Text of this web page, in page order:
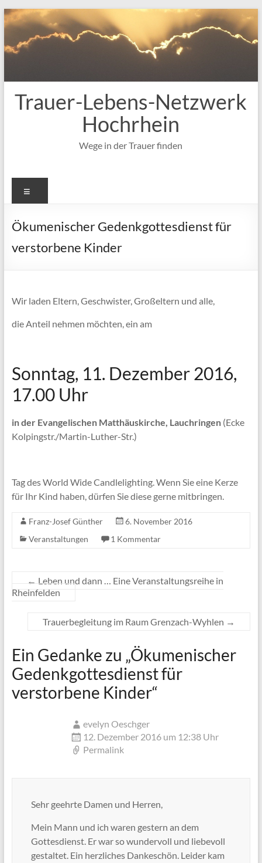
Zum
Inhalt
springen
Trauer-Lebens-Netzwerk
Hochrhein
Wege in der Trauer finden
Ökumenischer Gedenkgottesdienst für
verstorbene Kinder
Wir laden Eltern, Geschwister, Großeltern und alle,
die Anteil nehmen möchten, ein am
Sonntag, 11. Dezember 2016,
17.00 Uhr
in der Evangelischen Matthäuskirche, Lauchringen (Ecke
Kolpingstr./Martin-Luther-Str.)
Tag des World Wide Candlelighting. Wenn Sie eine Kerze
für Ihr Kind haben, dürfen Sie diese gerne mitbringen.
Franz-Josef Günther
6. November 2016
Veranstaltungen
1 Kommentar
← Leben und dann … Eine Veranstaltungsreihe in
Rheinfelden
Trauerbegleitung im Raum Grenzach-Wyhlen →
Ein Gedanke zu „Ökumenischer
Gedenkgottesdienst für
verstorbene Kinder“
evelyn Oeschger
12. Dezember 2016 um 12:38 Uhr
Permalink
Sehr geehrte Damen und Herren,
Mein Mann und ich waren gestern an dem
Gottesdienst. Er war so wundervoll und liebevoll
gestaltet. Ein herzliches Dankeschön. Leider kam